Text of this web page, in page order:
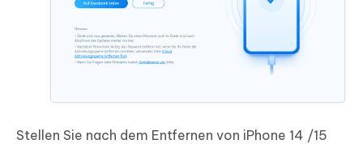
Stellen Sie nach dem Entfernen von iPhone 14 /15